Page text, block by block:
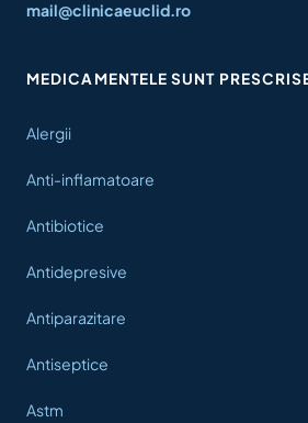
mail@clinicaeuclid.ro
MEDICAMENTELE SUNT
Alergii
Anti-inflamatoare
Antibiotice
Antidepresive
Antiparazitare
Antiseptice
Astm